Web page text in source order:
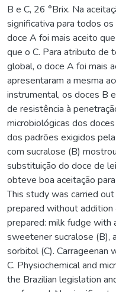
B e C, 26 °Brix. Na
significativa para todos
doce A foi mais aceito
que o C. Para atributo de
global, o doce A foi mais
apresentaram a mesma
instrumental, os doces B
de resistência à
microbiológicas dos
dos padrões exigidos
com sucralose (B)
substituição do doce de
obteve boa aceitação
This study was carried
prepared without addition
prepared: milk fudge with
sweetener sucralose (B),
sorbitol (C). Carrageenan
C. Physiochemical and
the Brazilian legislation